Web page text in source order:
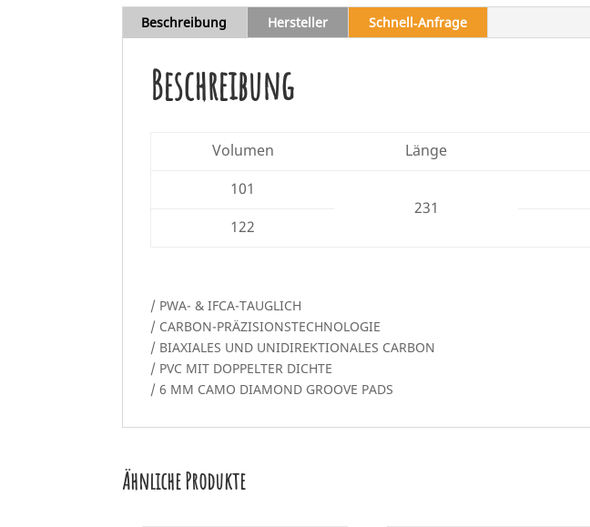
Beschreibung Hersteller Schnell‑Anfrage
Beschreibung
Volumen Länge
101
231
122
/ PWA- & IFCA-TAUGLICH
/ CARBON-PRÄZISIONSTECHNOLOGIE
/ BIAXIALES UND UNIDIREKTIONALES CARBON
/ PVC MIT DOPPELTER DICHTE
/ 6 MM CAMO DIAMOND GROOVE PADS
Ähnliche Produkte